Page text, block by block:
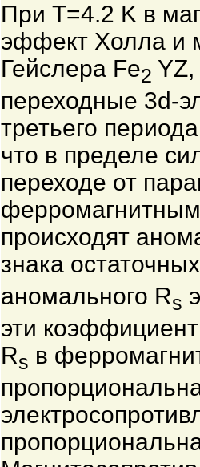
При T=4.2 K в
эффект Холла и
Гейслера Fe2 YZ,
переходные 3d-
третьего
что в пределе
переходе от
происходят
знака
аномального Rs
эти
Rs в